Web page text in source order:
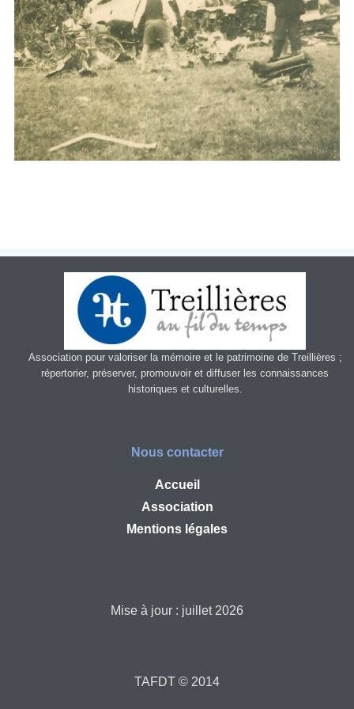
Patrimoin
Mémorial
Portraits
Contacts
Association pour valoriser la mémoire et le patrimoine de Treillières ;
répertorier, préserver, promouvoir et diffuser les connaissances
historiques et culturelles.
Nous contacter
Accueil
Association
Mentions légales
Mise à jour : juillet 2026
TAFDT © 2014